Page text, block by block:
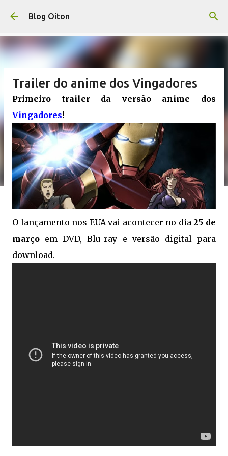
Pular para o conteúdo principal
Blog Oiton
Trailer do anime dos Vingadores
Primeiro trailer da versão anime dos
Vingadores!
O lançamento nos EUA vai acontecer no dia25 de
março em DVD, Blu-ray e versão digital para
download.